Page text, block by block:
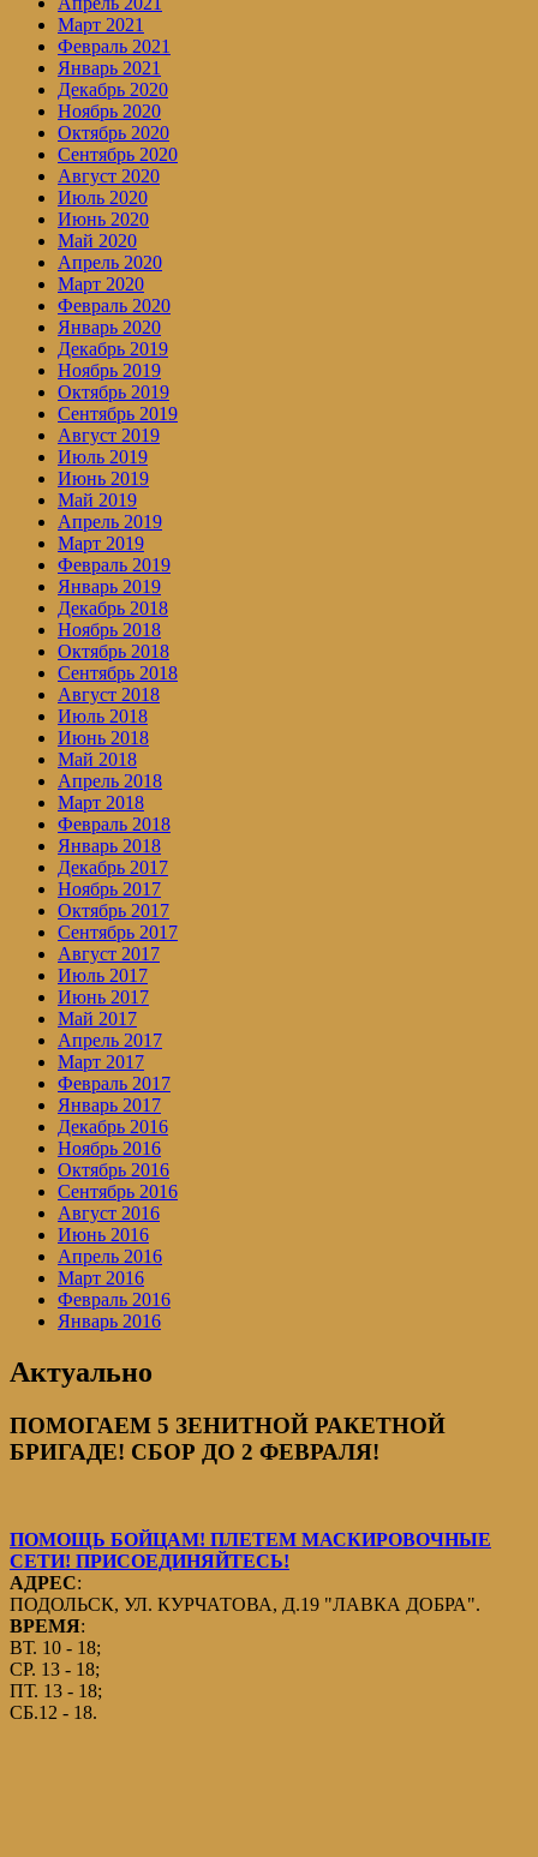
Март 2021
Февраль 2021
Январь 2021
Декабрь 2020
Ноябрь 2020
Октябрь 2020
Сентябрь 2020
Август 2020
Июль 2020
Июнь 2020
Май 2020
Апрель 2020
Март 2020
Февраль 2020
Январь 2020
Декабрь 2019
Ноябрь 2019
Октябрь 2019
Сентябрь 2019
Август 2019
Июль 2019
Июнь 2019
Май 2019
Апрель 2019
Март 2019
Февраль 2019
Январь 2019
Декабрь 2018
Ноябрь 2018
Октябрь 2018
Сентябрь 2018
Август 2018
Июль 2018
Июнь 2018
Май 2018
Апрель 2018
Март 2018
Февраль 2018
Январь 2018
Декабрь 2017
Ноябрь 2017
Октябрь 2017
Сентябрь 2017
Август 2017
Июль 2017
Июнь 2017
Май 2017
Апрель 2017
Март 2017
Февраль 2017
Январь 2017
Декабрь 2016
Ноябрь 2016
Октябрь 2016
Сентябрь 2016
Август 2016
Июнь 2016
Апрель 2016
Март 2016
Февраль 2016
Январь 2016
Актуально
ПОМОГАЕМ 5 ЗЕНИТНОЙ РАКЕТНОЙ
БРИГАДЕ! СБОР ДО 2 ФЕВРАЛЯ!
ПОМОЩЬ БОЙЦАМ! ПЛЕТЕМ МАСКИРОВОЧНЫЕ
СЕТИ! ПРИСОЕДИНЯЙТЕСЬ!
АДРЕС:
ПОДОЛЬСК, УЛ. КУРЧАТОВА, Д.19 "ЛАВКА ДОБРА".
ВРЕМЯ:
ВТ. 10 - 18;
СР. 13 - 18;
ПТ. 13 - 18;
СБ.12 - 18.